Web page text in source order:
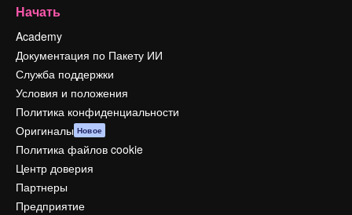
Начать
Academy
Документация по Пакету ИИ
Служба поддержки
Условия и положения
Политика конфиденциальности
Оригиналы Новое
Политика файлов cookie
Центр доверия
Партнеры
Предприятие